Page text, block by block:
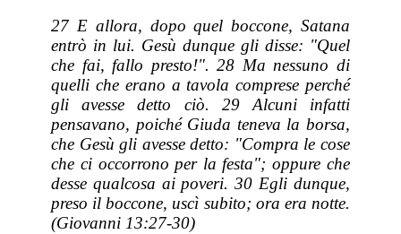
27 E allora, dopo quel boccone, Satana
entrò in lui. Gesù dunque gli disse: "Quel
che fai, fallo presto!". 28 Ma nessuno di
quelli che erano a tavola comprese perché
gli avesse detto ciò. 29 Alcuni infatti
pensavano, poiché Giuda teneva la borsa,
che Gesù gli avesse detto: "Compra le cose
che ci occorrono per la festa"; oppure che
desse qualcosa ai poveri. 30 Egli dunque,
preso il boccone, uscì subito; ora era notte.
(Giovanni 13:27-30)